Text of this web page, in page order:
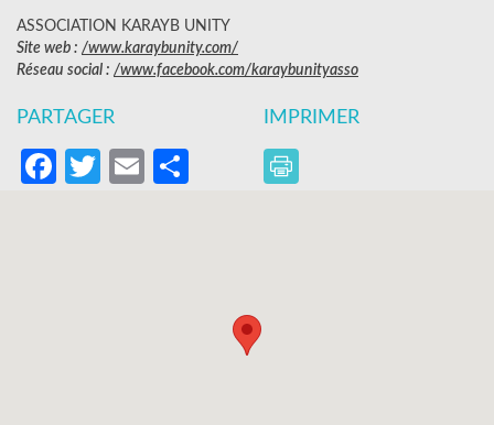
ASSOCIATION KARAYB UNITY
Site web : /www.karaybunity.com/
Réseau social : /www.facebook.com/karaybunityasso
PARTAGER
Facebook
Twitter
EmailPartager
IMPRIMER